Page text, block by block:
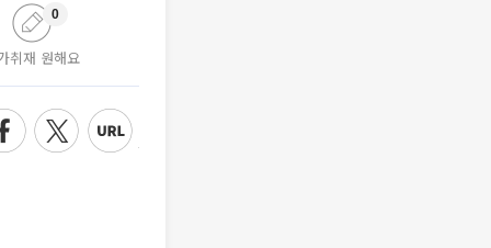
취재 원해요
0